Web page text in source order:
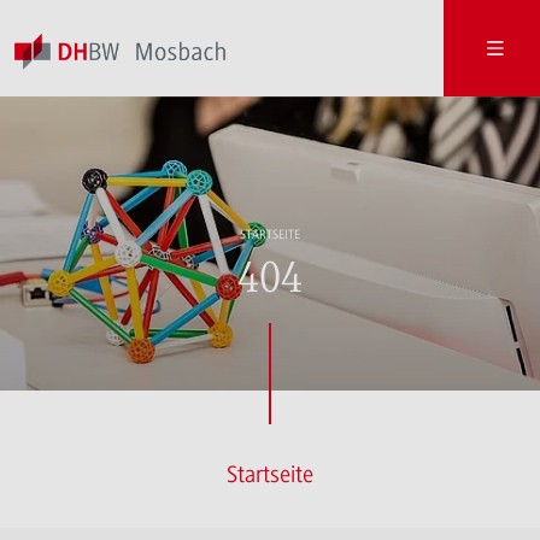
STARTSEITE
404
Startseite